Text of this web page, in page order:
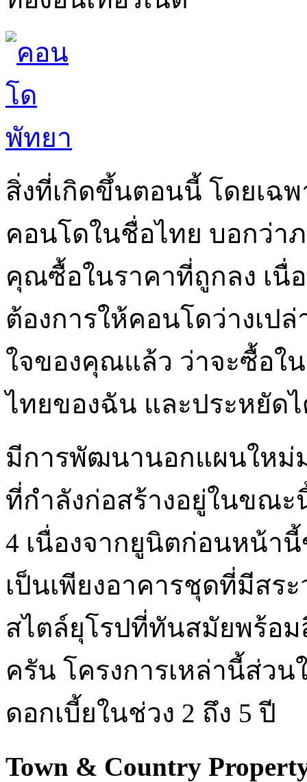
สิ่งที่เกิดขึ้นตอนนี้ โดยเฉ
คอนโดในชื่อไทย บอกว่า
คุณซื้อในราคาที่ถูกลง เนื่
ต้องการให้คอนโดว่างเป
ใจของคุณแล้ว ว่าจะซื้อ
ไทยของฉัน และประหยัดไ
มีการพัฒนานอกแผนใหม่
ที่กำลังก่อสร้างอยู่ในขณะ
4 เนื่องจากยูนิตก่อนหน้า
เป็นเพียงอาคารชุดที่มีสร
สไตล์ยุโรปที่ทันสมัยพร้อ
ครัน โครงการเหล่านี้ส่ว
ดอกเบี้ยในช่วง 2 ถึง 5 ปี
Town & Country